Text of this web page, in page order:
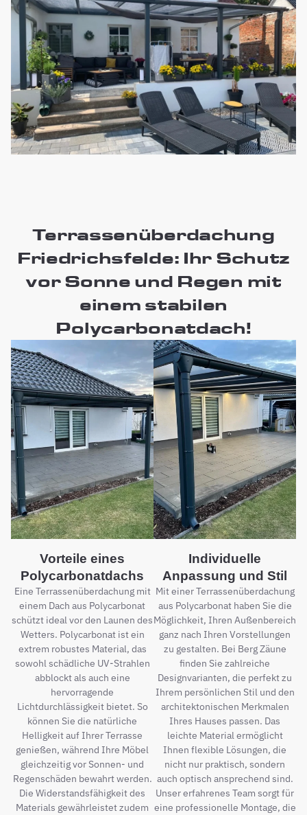
Terrassenüberdachung
Friedrichsfelde: Ihr Schutz
vor Sonne und Regen mit
einem stabilen
Polycarbonatdach!
Vorteile eines
Polycarbonatdachs
Eine Terrassenüberdachung mit
einem Dach aus Polycarbonat
schützt ideal vor den Launen des
Wetters. Polycarbonat ist ein
extrem robustes Material, das
sowohl schädliche UV-Strahlen
abblockt als auch eine
hervorragende
Lichtdurchlässigkeit bietet. So
können Sie die natürliche
Helligkeit auf Ihrer Terrasse
genießen, während Ihre Möbel
gleichzeitig vor Sonnen- und
Regenschäden bewahrt werden.
Die Widerstandsfähigkeit des
Materials gewährleistet zudem
Individuelle
Anpassung und Stil
Mit einer Terrassenüberdachung
aus Polycarbonat haben Sie die
Möglichkeit, Ihren Außenbereich
ganz nach Ihren Vorstellungen
zu gestalten. Bei Berg Zäune
finden Sie zahlreiche
Designvarianten, die perfekt zu
Ihrem persönlichen Stil und den
architektonischen Merkmalen
Ihres Hauses passen. Das
leichte Material ermöglicht
Ihnen flexible Lösungen, die
nicht nur praktisch, sondern
auch optisch ansprechend sind.
Unser erfahrenes Team sorgt für
eine professionelle Montage, die